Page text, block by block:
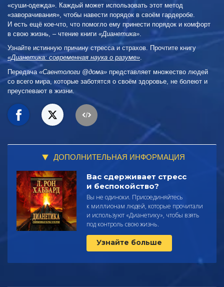
«суши‑одежда». Каждый может использовать этот метод
«заворачивания», чтобы навести порядок в своём гардеробе.
И есть ещё кое‑что, что помогло ему принести порядок и комфорт
в свою жизнь, – чтение книги «Дианетика»
Узнайте истинную причину стресса и страхов. Прочтите книгу
«Дианетика: современная наука о разуме».
Передача «Саентологи @дома» представляет множество людей
со всего мира, которые заботятся о своём здоровье, не болеют и
преуспевают в жизни.
ДОПОЛНИТЕЛЬНАЯ ИНФОРМАЦИЯ
Вас сдерживает стресс
и беспокойство?
Вы не одиноки. Присоединяйтесь
к миллионам людей, которые прочитали
и используют «Дианетику», чтобы взять
под контроль свою жизнь.
Узнайте больше